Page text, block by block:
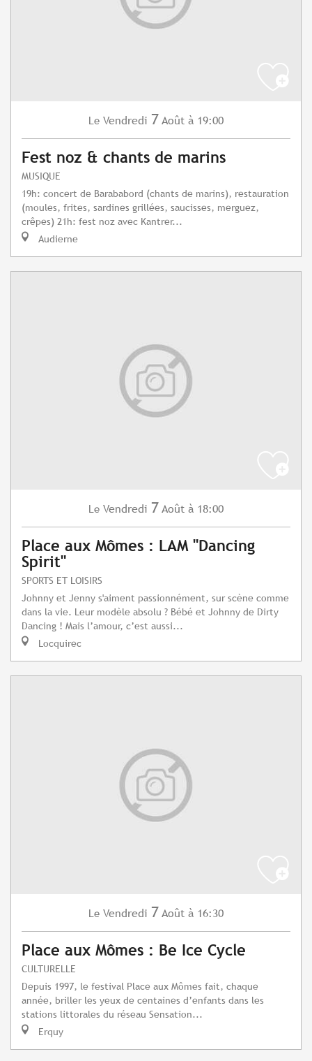
Le Vendredi 7 Août à 19:00
Fest noz & chants de marins
MUSIQUE
19h: concert de Barababord (chants de marins), restauration
(moules, frites, sardines grillées, saucisses, merguez,
crêpes) 21h: fest noz avec Kantrer...
Audierne
Le Vendredi 7 Août à 18:00
Place aux Mômes : LAM "Dancing
Spirit"
SPORTS ET LOISIRS
Johnny et Jenny s'aiment passionnément, sur scène comme
dans la vie. Leur modèle absolu ? Bébé et Johnny de Dirty
Dancing ! Mais l’amour, c’est aussi...
Locquirec
Le Vendredi 7 Août à 16:30
Place aux Mômes : Be Ice Cycle
CULTURELLE
Depuis 1997, le festival Place aux Mômes fait, chaque
année, briller les yeux de centaines d’enfants dans les
stations littorales du réseau Sensation...
Erquy